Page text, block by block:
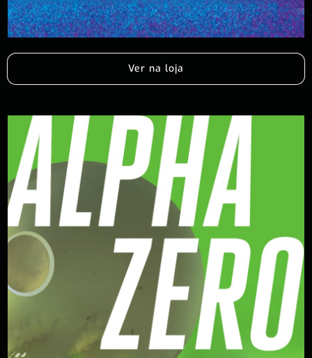
Ver na loja